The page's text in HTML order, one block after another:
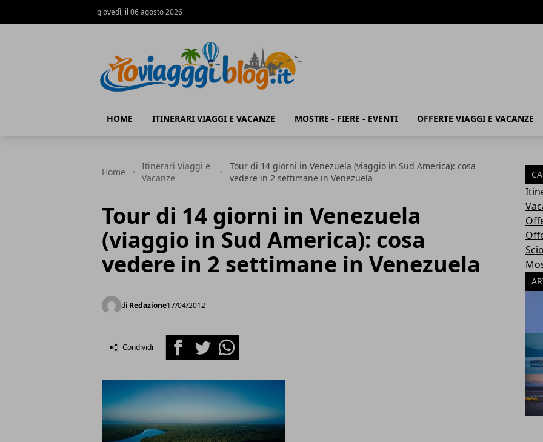
giovedì, il 06 agosto 2026
HOME ITINERARI VIAGGI E VACANZE MOSTRE - FIERE - EVENTI OFFERTE VIAGGI E VACANZE
Home
Itinerari Viaggi e
Vacanze
Tour di 14 giorni in Venezuela (viaggio in Sud America): cosa
vedere in 2 settimane in Venezuela
Tour di 14 giorni in Venezuela
(viaggio in Sud America): cosa
vedere in 2 settimane in Venezuela
di Redazione17/04/2012
Condividi FacebookTwitterWhatsapp